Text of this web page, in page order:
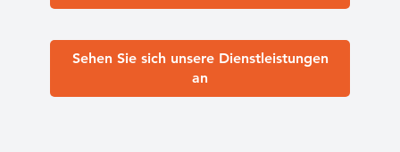
Sehen Sie sich unsere Dienstleistungen
an